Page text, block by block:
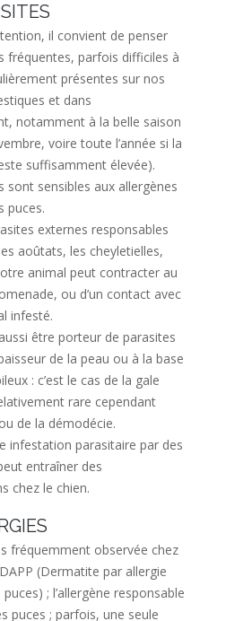
il convient de penser
fréquentes, parfois difficiles à
présentes sur nos
et dans
notamment à la belle saison
voire toute l’année si la
suffisamment élevée).
sont sensibles aux allergènes
puces.
externes responsables
aoûtats, les cheyletielles,
animal peut contracter au
ou d’un contact avec
infesté.
être porteur de parasites
de la peau ou à la base
: c’est le cas de la gale
rare cependant
de la démodécie.
infestation parasitaire par des
entraîner des
chez le chien.
fréquemment observée chez
DAPP (Dermatite par allergie
puces) ; l’allergène responsable
puces ; parfois, une seule